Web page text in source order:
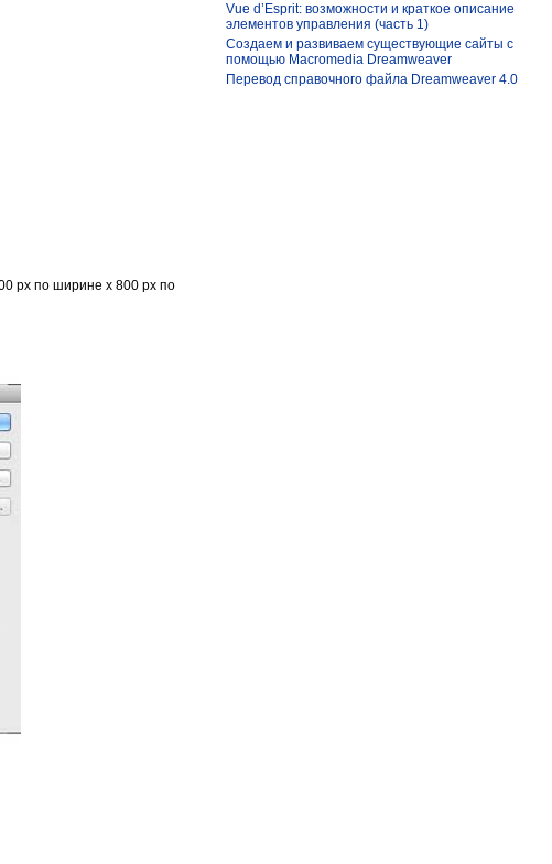
рх по ширине х 800 рх по
Vue d’Esprit: возможности и краткое описание
элементов управления (часть 1)
Создаем и развиваем существующие сайты с
помощью Macromedia Dreamweaver
Перевод справочного файла Dreamweaver 4.0